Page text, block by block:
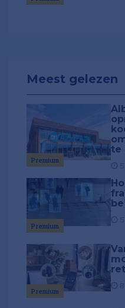
Meest gelezen
Premium
te
Premium
Premium